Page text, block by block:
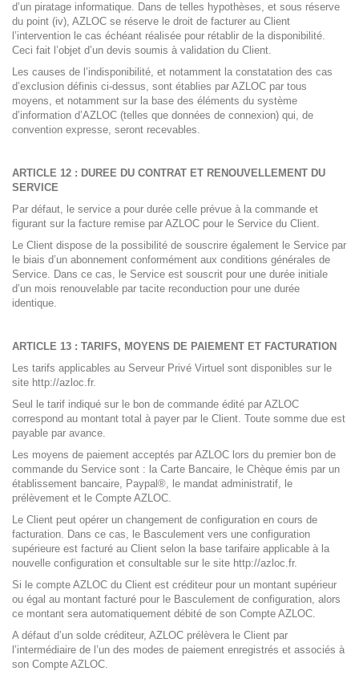
d’un piratage informatique. Dans de telles hypothèses, et sous réserve
du point (iv), AZLOC se réserve le droit de facturer au Client
l’intervention le cas échéant réalisée pour rétablir de la disponibilité.
Ceci fait l’objet d’un devis soumis à validation du Client.
Les causes de l’indisponibilité, et notamment la constatation des cas
d’exclusion définis ci-dessus, sont établies par AZLOC par tous
moyens, et notamment sur la base des éléments du système
d’information d’AZLOC (telles que données de connexion) qui, de
convention expresse, seront recevables.
ARTICLE 12 : DUREE DU CONTRAT ET RENOUVELLEMENT DU
SERVICE
Par défaut, le service a pour durée celle prévue à la commande et
figurant sur la facture remise par AZLOC pour le Service du Client.
Le Client dispose de la possibilité de souscrire également le Service par
le biais d’un abonnement conformément aux conditions générales de
Service. Dans ce cas, le Service est souscrit pour une durée initiale
d’un mois renouvelable par tacite reconduction pour une durée
identique.
ARTICLE 13 : TARIFS, MOYENS DE PAIEMENT ET FACTURATION
Les tarifs applicables au Serveur Privé Virtuel sont disponibles sur le
site http://azloc.fr.
Seul le tarif indiqué sur le bon de commande édité par AZLOC
correspond au montant total à payer par le Client. Toute somme due est
payable par avance.
Les moyens de paiement acceptés par AZLOC lors du premier bon de
commande du Service sont : la Carte Bancaire, le Chèque émis par un
établissement bancaire, Paypal®, le mandat administratif, le
prélèvement et le Compte AZLOC.
Le Client peut opérer un changement de configuration en cours de
facturation. Dans ce cas, le Basculement vers une configuration
supérieure est facturé au Client selon la base tarifaire applicable à la
nouvelle configuration et consultable sur le site http://azloc.fr.
Si le compte AZLOC du Client est créditeur pour un montant supérieur
ou égal au montant facturé pour le Basculement de configuration, alors
ce montant sera automatiquement débité de son Compte AZLOC.
A défaut d’un solde créditeur, AZLOC prélèvera le Client par
l’intermédiaire de l’un des modes de paiement enregistrés et associés à
son Compte AZLOC.